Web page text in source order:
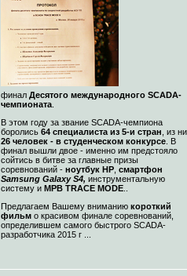
финал Десятого международного SCADA-
чемпионата
В этом году за звание SCADA-чемпиона
боролись 64 специалиста из 5-и стран , из
26 человек - в студенческом конкурсе . В
финал вышли двое - именно им предстояло
сойтись в битве за главные призы
соревнований - ноутбук HP смартфон
Samsung Galaxy S4, инструментальную
систему и МРВ TRACE MODE
Предлагаем Вашему вниманию короткий
фильм о красивом финале соревнований,
определившем самого быстрого SCADA-
разработчика 2015 г ...